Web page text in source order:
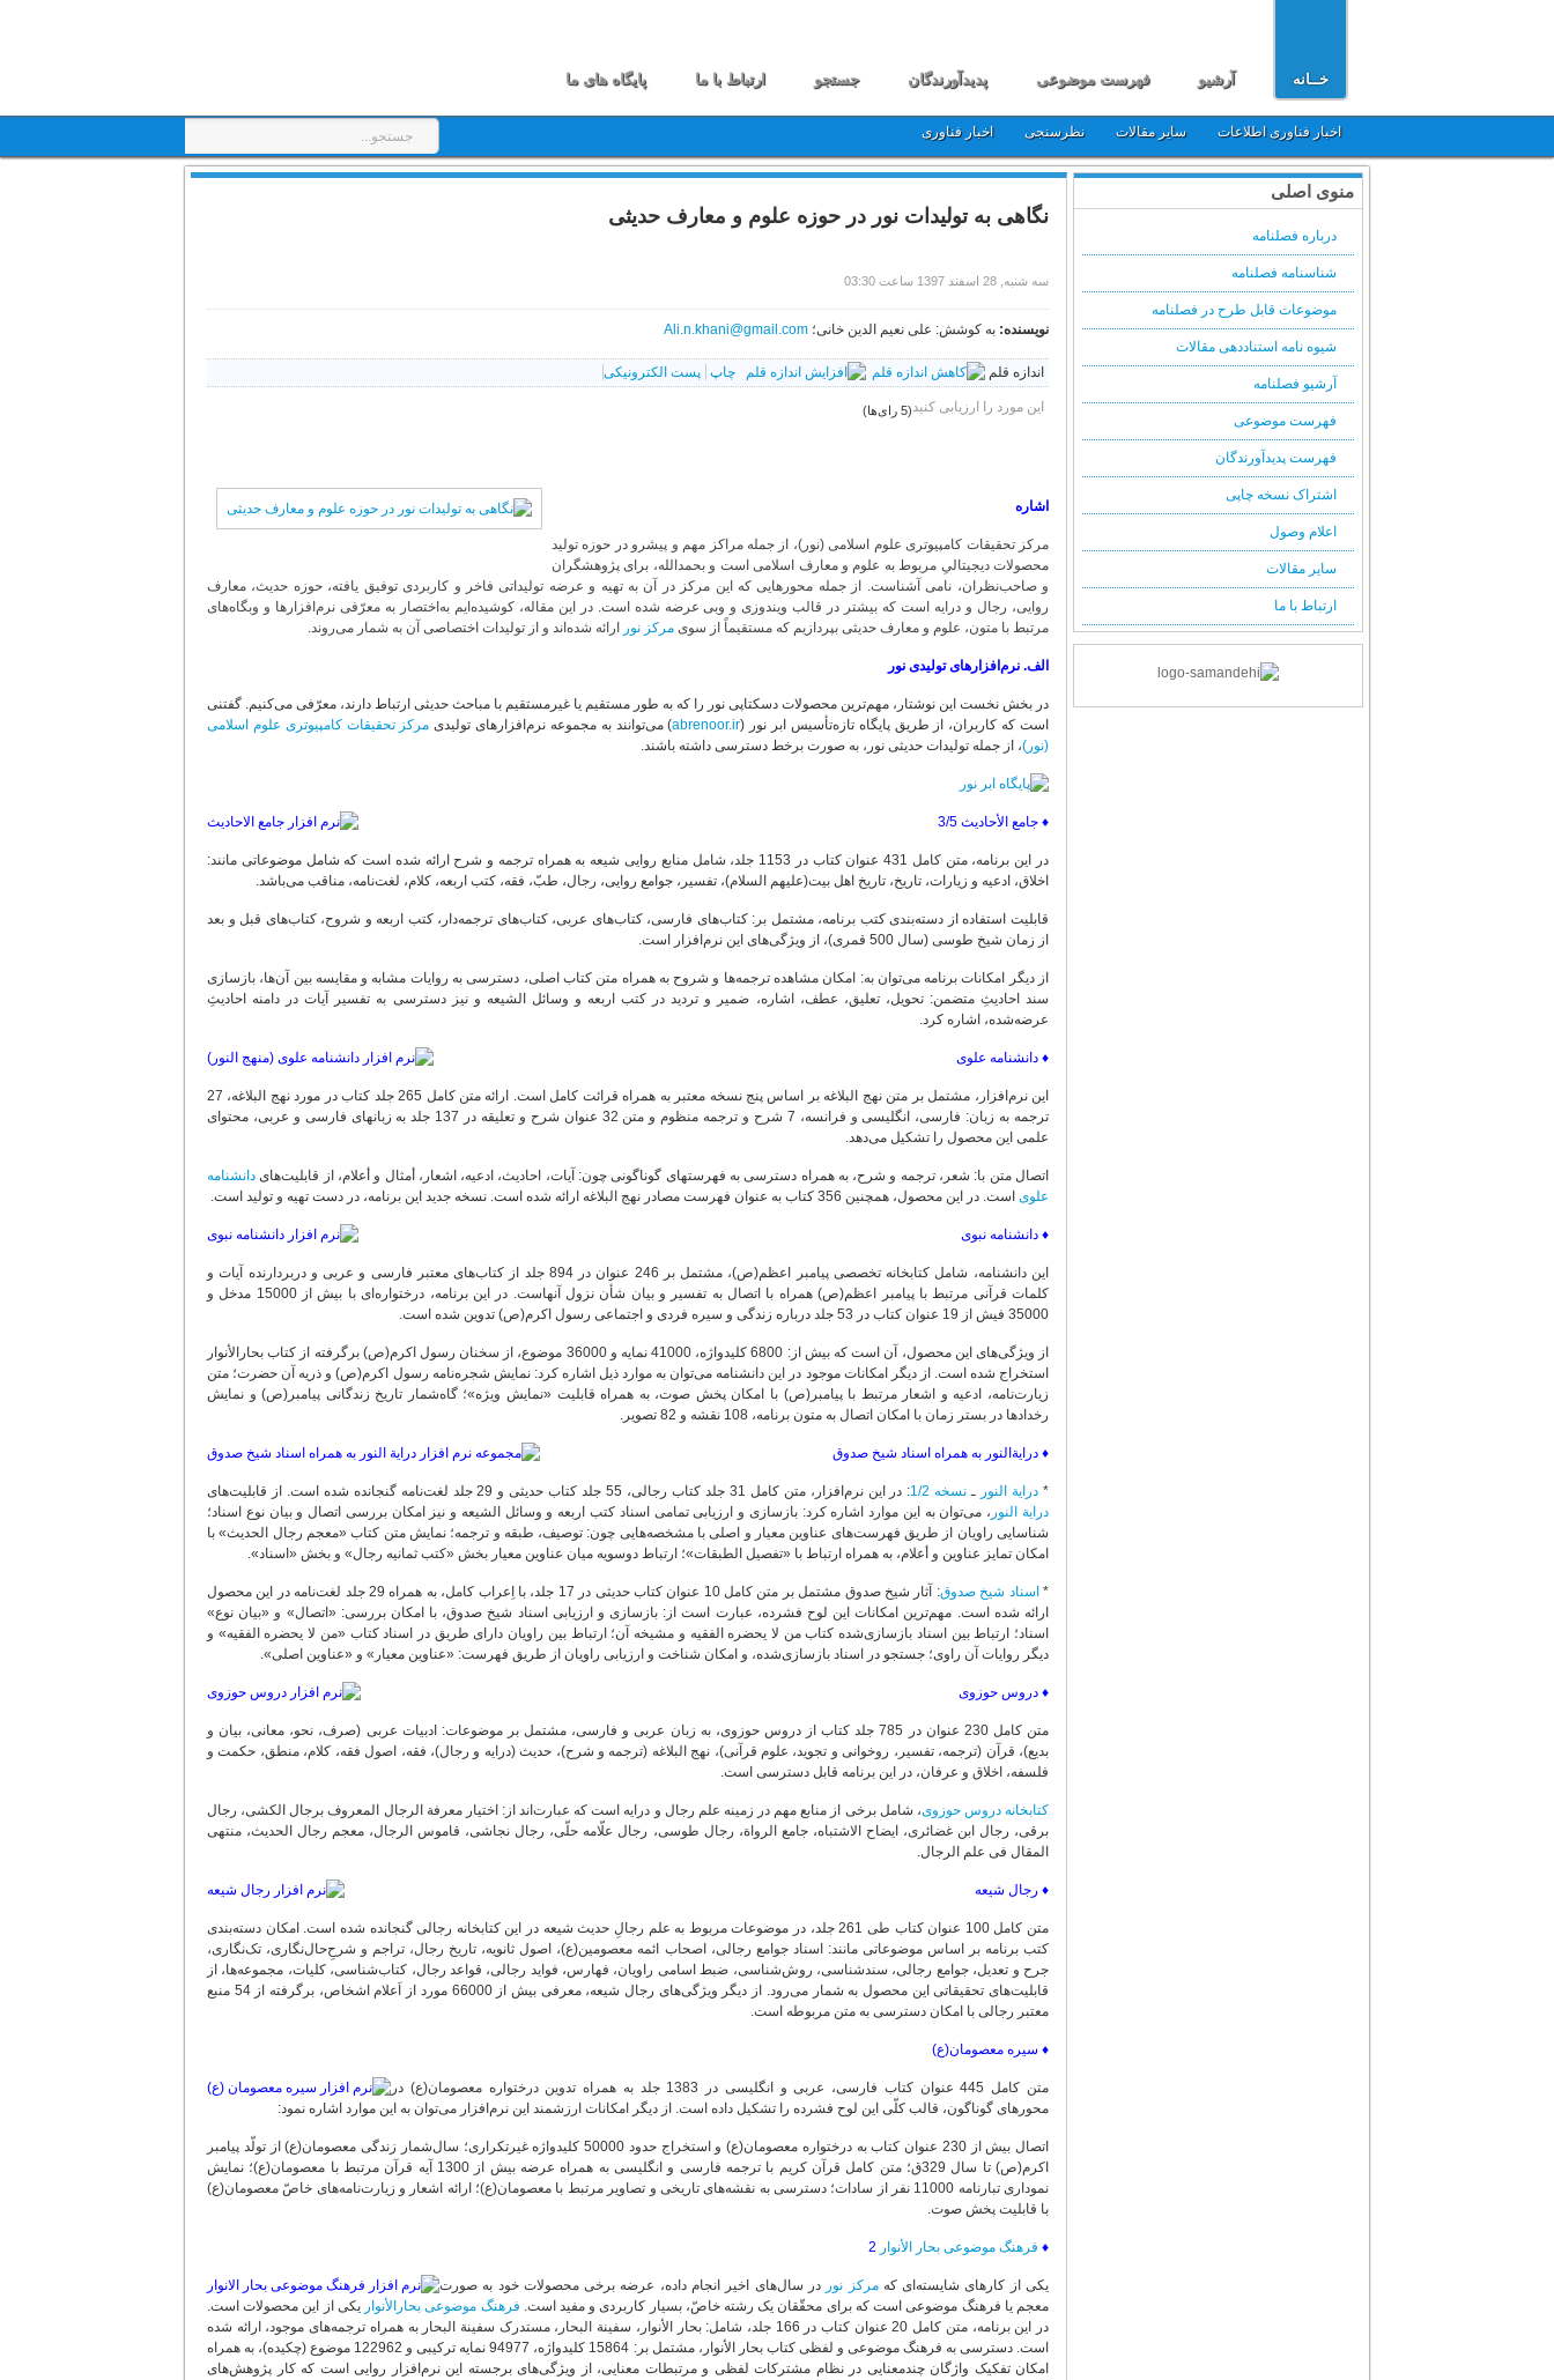
خــانه آرشیو فهرست موضوعی پدیدآورندگان جستجو ارتباط با ما پایگاه های ما
اخبار فناوری اطلاعات سایر مقالات نظرسنجی اخبار فناوری
نگاهی به تولیدات نور در حوزه علوم و معارف حدیثی
سه شنبه, 28 اسفند 1397 ساعت 03:30
نویسنده: به کوشش: علی نعیم الدین خانی؛ Ali.n.khani@gmail.com
اندازه قلم چاپ پست الکترونیکی
این مورد را ارزیابی کنید(5 رای‌ها)
اشاره
مرکز تحقیقات کامپیوتری علوم اسلامی (نور)، از جمله مراکز مهم و پیشرو در حوزه تولید
محصولات دیجیتالیِ مربوط به علوم و معارف اسلامی است و بحمدالله، برای پژوهشگران
و صاحب‌نظران، نامی آشناست. از جمله محور‌هایی که این مرکز در آن به تهیه و عرضه تولیداتی فاخر و کاربردی توفیق یافته، حوزه حدیث، معارف
روایی، رجال و درایه است که بیشتر در قالب ویندوزی و وبی عرضه شده است. در این مقاله، کوشیده‌ایم به‌اختصار به معرّفی نرم‌افزارها و وبگاه‌های
مرتبط با متون، علوم و معارف حدیثی بپردازیم که مستقیماً از سوی مرکز نور ارائه شده‌اند و از تولیدات اختصاصی آن به شمار می‌روند.
الف. نرم‌افزارهای تولیدی نور
در بخش نخست این نوشتار، مهم‌ترین محصولات دسکتاپی نور را که به طور مستقیم یا غیرمستقیم با مباحث حدیثی ارتباط دارند، معرّفی می‌کنیم. گفتنی
است که کاربران، از طریق پایگاه تازه‌تأسیس ابر نور (abrenoor.ir) می‌توانند به مجموعه نرم‌افزارهای تولیدی مرکز تحقیقات کامپیوتری علوم اسلامی
(نور)، از جمله تولیدات حدیثی نور، به صورت برخط دسترسی داشته باشند.
♦ جامع الأحادیث 3/5
در این برنامه، متن کامل 431 عنوان کتاب در 1153 جلد، شامل منابع روایی شیعه به همراه ترجمه و شرح ارائه شده است که شامل موضوعاتی مانند:
اخلاق، ادعیه و زیارات، تاریخ، تاریخ اهل بیت(علیهم السلام)، تفسیر، جوامع روایی، رجال، طبّ، فقه، کتب اربعه، کلام، لغت‌نامه، مناقب می‌باشد.
قابلیت استفاده از دسته‌بندی کتب برنامه، مشتمل بر: کتاب‌های فارسی، کتاب‌های عربی، کتاب‌های ترجمه‌دار، کتب اربعه و شروح، کتاب‌های قبل و بعد
از زمان شیخ طوسی (سال 500 قمری)، از ویژگی‌های این نرم‌افزار است.
از دیگر امکانات برنامه می‌توان به: امکان مشاهده ترجمه‌ها و شروح به همراه متن کتاب اصلی، دسترسی به روایات مشابه و مقایسه بین آن‌ها، بازسازی
سند احادیثِ متضمن: تحویل، تعلیق، عطف، اشاره، ضمیر و تردید در کتب اربعه و وسائل الشیعه و نیز دسترسی به تفسیر آیات در دامنه احادیثِ
عرضه‌شده، اشاره کرد.
♦ دانشنامه علوی
این نرم‌افزار، مشتمل بر متن نهج البلاغه بر اساس پنج نسخه معتبر به همراه قرائت کامل است. ارائه متن کامل 265 جلد کتاب در مورد نهج البلاغه، 27
ترجمه به زبان: فارسى، انگلیسى و فرانسه، 7 شرح و ترجمه منظوم و متن 32 عنوان شرح و تعلیقه در 137 جلد به زبان‏هاى فارسى و عربى، محتوای
علمی این محصول را تشکیل می‌دهد.
اتصال متن با: شعر، ترجمه و شرح، به همراه دسترسی به فهرست‏هاى گوناگونی چون: آیات، احادیث، ادعیه، اشعار، أمثال و أعلام، از قابلیت‌های دانشنامه
علوی است. در این محصول، همچنین 356 کتاب به عنوان فهرست مصادر نهج البلاغه ارائه شده است. نسخه جدید این برنامه، در دست تهیه و تولید است.
♦ دانشنامه نبوی
این دانشنامه، شامل کتابخانه تخصصی پیامبر اعظم(ص)، مشتمل بر 246 عنوان در 894 جلد از کتاب‌های معتبر فارسی و عربی و دربردارنده آیات و
کلمات قرآنی مرتبط با پیامبر اعظم(ص) همراه با اتصال به تفسیر و بیان شأن نزول آنهاست. در این برنامه، درختواره‌ای با بیش از 15000 مدخل و
35000 فیش از 19 عنوان کتاب در 53 جلد درباره زندگی و سیره فردی و اجتماعی رسول اکرم(ص) تدوین شده است.
از ویژگی‌های این محصول، آن است که بیش از: 6800 کلیدواژه، 41000 نمایه و 36000 موضوع، از سخنان رسول اکرم(ص) برگرفته از کتاب بحارالأنوار
استخراج شده است. از دیگر امکانات موجود در این دانشنامه می‌توان به موارد ذیل اشاره کرد: نمایش شجره‌نامه رسول اکرم(ص) و ذریه آن حضرت؛ متن
زیارت‌نامه، ادعیه و اشعار مرتبط با پیامبر(ص) با امکان پخش صوت، به همراه قابلیت «نمایش ویژه»؛ گاه‌شمار تاریخ زندگانی پیامبر(ص) و نمایش
رخدادها در بستر زمان با امکان اتصال به متون برنامه، 108 نقشه و 82 تصویر.
♦ درایة‌النور به همراه اسناد شیخ صدوق
* درایة النور ـ نسخه 1/2
: در این نرم‌افزار، متن کامل 31 جلد کتاب رجالی، 55 جلد کتاب حدیثی و 29 جلد لغت‌نامه گنجانده شده است. از قابلیت‌های
درایة النور ، می‌توان به این موارد اشاره کرد: بازسازی و ارزیابی تمامی اسناد کتب اربعه و وسائل الشیعه و نیز امکان بررسی اتصال و بیان نوع اسناد؛
شناسایی راویان از طریق فهرست‌های عناوین معیار و اصلی با مشخصه‌هایی چون: توصیف، طبقه و ترجمه؛ نمایش متن کتاب «معجم رجال الحدیث» با
امکان تمایز عناوین و أعلام، به همراه ارتباط با «تفصیل الطبقات»؛ ارتباط دوسویه میان عناوین معیار بخش «کتب ثمانیه رجال» و بخش «اسناد».
* اسناد شیخ صدوق
: آثار شیخ صدوق مشتمل بر متن کامل 10 عنوان کتاب حدیثی در 17 جلد، با اِعراب کامل، به همراه 29 جلد لغت‌نامه در این محصول
ارائه شده است. مهم‌ترین امکانات این لوح فشرده، عبارت است از: بازسازی و ارزیابی اسناد شیخ صدوق، با امکان بررسی: «اتصال» و «بیان نوع»
اسناد؛ ارتباط بین اسناد بازسازی‌شده کتاب من لا یحضره الفقیه و مشیخه آن؛ ارتباط بین راویان دارای طریق در اسناد کتاب «من لا یحضره الفقیه» و
دیگر روایات آن راوی؛ جستجو در اسناد بازسازی‌شده، و امکان شناخت و ارزیابی راویان از طریق فهرست: «عناوین معیار» و «عناوین اصلی».
♦ دروس حوزوی
متن کامل 230 عنوان در 785 جلد کتاب از دروس حوزوی، به زبان عربی و فارسی، مشتمل بر موضوعات: ادبیات عربی (صرف، نحو، معانی، بیان و
بدیع)، قرآن (ترجمه، تفسیر، روخوانی و تجوید، علوم قرآنی)، نهج البلاغه (ترجمه و شرح)، حدیث (درایه و رجال)، فقه، اصول فقه، کلام، منطق، حکمت و
فلسفه، اخلاق و عرفان، در این برنامه قابل دسترسی است.
کتابخانه دروس حوزوی، شامل برخی از منابع مهم در زمینه علم رجال و درایه است که عبارت‌اند از: اختیار معرفة الرجال المعروف برجال الکشی‏، رجال
برقی، رجال ابن غضائری، ایضاح الاشتباه، جامع الرواة، رجال طوسی، رجال علّامه حلّی، رجال نجاشی، قاموس الرجال، معجم رجال الحدیث، منتهی
المقال فی علم الرجال.
♦ رجال شیعه
متن کامل 100 عنوان کتاب طی 261 جلد، در موضوعات مربوط به علم رجالِ حدیث شیعه در این کتابخانه رجالی گنجانده شده است. امکان دسته‌بندی
کتب برنامه بر اساس موضوعاتی مانند: اسناد جوامع رجالی، اصحاب ائمه معصومین(ع)، اصول ثانویه، تاریخ رجال، تراجم و شرحِ‌حال‌نگاری، تک‌نگاری،
جرح و تعدیل، جوامع رجالی، سندشناسی، روش‌شناسی، ضبط اسامی راویان، فهارس، فواید رجالی، قواعد رجال، کتاب‌شناسی، کلیات، مجموعه‌ها، از
قابلیت‌های تحقیقاتی این محصول به شمار می‌رود. از دیگر ویژگی‌های رجال شیعه، معرفی بیش از 66000 مورد از اَعلام اشخاص، برگرفته از 54 منبع
معتبر رجالی با امکان دسترسی به متن مربوطه است.
♦ سیره معصومان(ع)
متن کامل 445 عنوان کتاب فارسی، عربی و انگلیسی در 1383 جلد به همراه تدوین درختواره معصومان(ع) در
محورهای گوناگون، قالب کلّی این لوح فشرده را تشکیل داده است. از دیگر امکانات ارزشمند این نرم‌افزار می‌توان به این موارد اشاره نمود:
اتصال بیش از 230 عنوان کتاب به درختواره معصومان(ع) و استخراج حدود 50000 کلیدواژه غیرتکراری؛ سال‌شمار زندگی معصومان(ع) از تولّد پیامبر
اکرم(ص) تا سال 329ق؛ متن کامل قرآن کریم با ترجمه فارسی و انگلیسی به همراه عرضه بیش از 1300 آیه قرآن مرتبط با معصومان(ع)؛ نمایش
نموداری تبارنامه 11000 نفر از سادات؛ دسترسی به نقشه‌های تاریخی و تصاویر مرتبط با معصومان(ع)؛ ارائه اشعار و زیارت‌نامه‌های خاصّ معصومان(ع)
با قابلیت پخش صوت.
♦ فرهنگ موضوعی بحار الأنوار
یکی از کارهای شایسته‌ای کهمرکز نور در سال‌های اخیر انجام داده، عرضه برخی محصولات خود به صورت
معجم یا فرهنگ موضوعی است که برای محقّقان یک رشته خاصّ، بسیار کاربردی و مفید است. فرهنگ موضوعی بحارالأنوار یکی از این محصولات است.
در این برنامه، متن کامل 20 عنوان کتاب در 166 جلد، شامل: بحار الأنوار، سفینة البحار، مستدرک سفینة البحار به همراه ترجمه‌های موجود، ارائه شده
است. دسترسی به فرهنگ موضوعی و لفظی کتاب بحار الأنوار، مشتمل بر: 15864 کلیدواژه، 94977 نمایه ترکیبی و 122962 موضوع (چکیده)، به همراه
امکان تفکیک واژگان چندمعنایی در نظام مشترکات لفظی و مرتبطات معنایی، از ویژگی‌های برجسته این نرم‌افزار روایی است که کار پژوهش‌های
منوی اصلی
درباره فصلنامه
شناسنامه فصلنامه
موضوعات قابل طرح در فصلنامه
شیوه نامه استناددهی مقالات
آرشیو فصلنامه
فهرست موضوعی
فهرست پدیدآورندگان
اشتراک نسخه چاپی
اعلام وصول
سایر مقالات
ارتباط با ما